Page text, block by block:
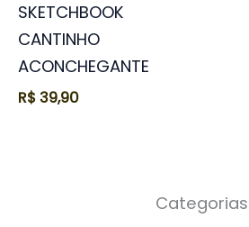
SKETCHBOOK
CANTINHO
ACONCHEGANTE
R$39,90
Categorias